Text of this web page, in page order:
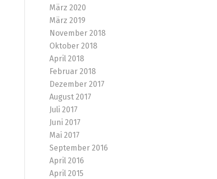
März 2020
März 2019
November 2018
Oktober 2018
April 2018
Februar 2018
Dezember 2017
August 2017
Juli 2017
Juni 2017
Mai 2017
September 2016
April 2016
April 2015